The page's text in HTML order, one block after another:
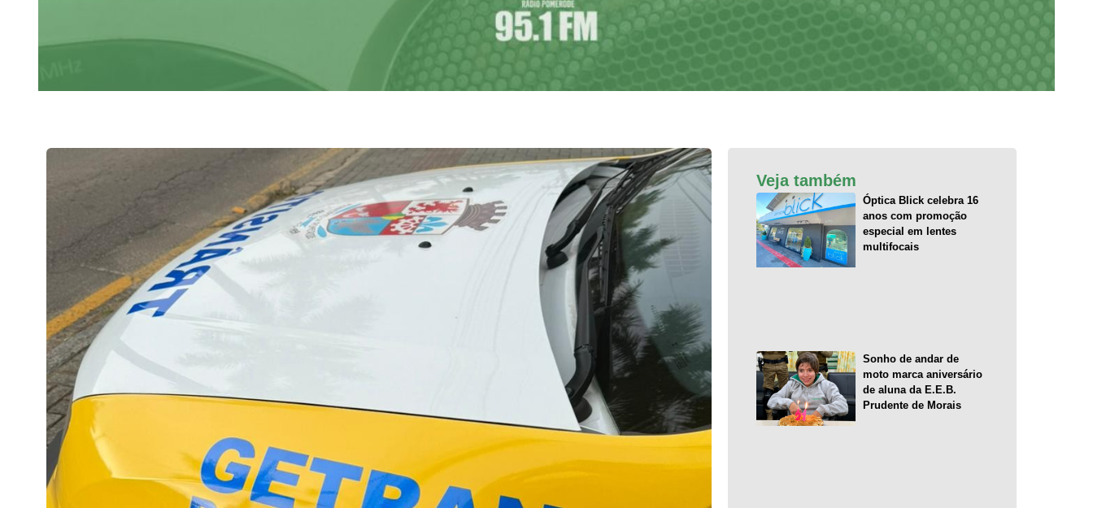
Veja também
Óptica Blick celebra 16
anos com promoção
especial em lentes
multifocais
Sonho de andar de
moto marca aniversário
de aluna da E.E.B.
Prudente de Morais